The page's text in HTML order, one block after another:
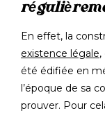
En effet, la
existence légale,
été édifiée en
l’époque de sa
prouver. Pour